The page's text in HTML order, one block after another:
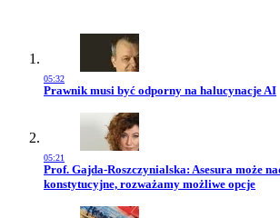
05:32
Przejdź do artykułu:
Prawnik musi być odporny na halucynacje AI
05:21
Przejdź do artykułu:
Prof. Gajda-Roszczynialska: Asesura może
konstytucyjne, rozważamy możliwe opcje